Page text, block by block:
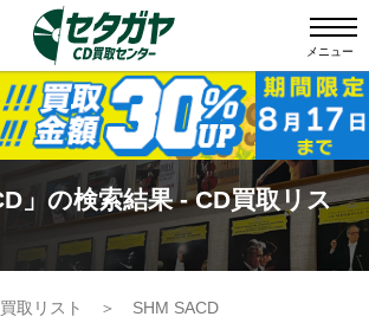
メニュー
」の検索結果 - CD買取リス
取リスト ＞ SHM SACD